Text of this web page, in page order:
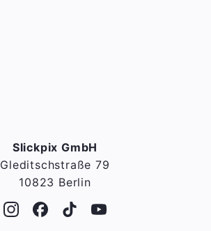
Slickpix GmbH
Gleditschstraße 79
10823 Berlin